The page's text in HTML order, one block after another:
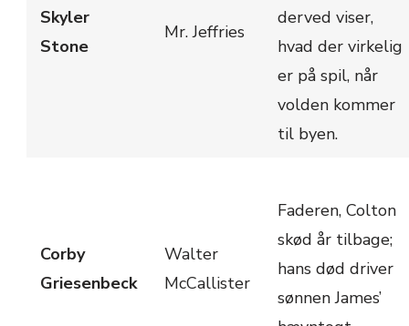
Skyler
Stone
Mr. Jeffries
derved viser,
hvad der virkelig
er på spil, når
volden kommer
til byen.
Corby
Griesenbeck
Walter
McCallister
Faderen, Colton
skød år tilbage;
hans død driver
sønnen James’